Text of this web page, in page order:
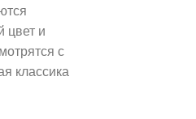
цвет и
с
классика